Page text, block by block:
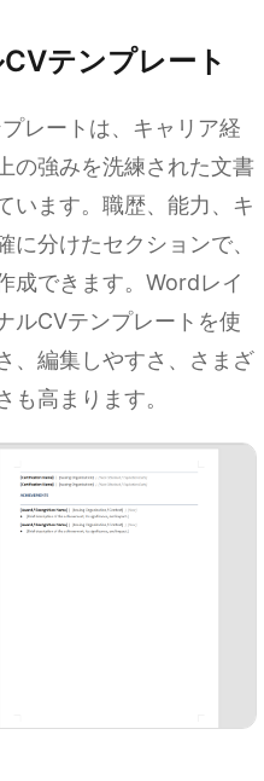
テンプレート
レートは、キャリア経
の強みを洗練された文書
います。職歴、能力、キ
に分けたセクションで、
成できます。Wordレイ
ルCVテンプレートを使
、編集しやすさ、さまざ
も高まります。